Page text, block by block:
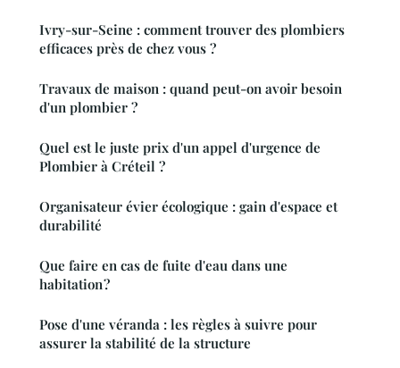
Ivry-sur-Seine : comment trouver des plombiers
efficaces près de chez vous ?
Travaux de maison : quand peut-on avoir besoin
d'un plombier ?
Quel est le juste prix d'un appel d'urgence de
Plombier à Créteil ?
Organisateur évier écologique : gain d'espace et
durabilité
Que faire en cas de fuite d'eau dans une
habitation ?
Pose d'une véranda : les règles à suivre pour
assurer la stabilité de la structure